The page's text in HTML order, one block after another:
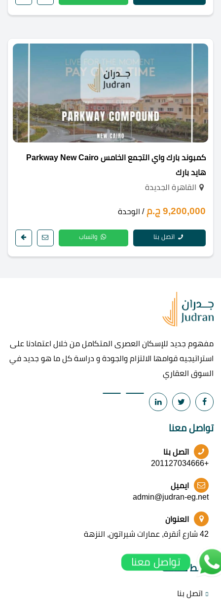
كمبوند بارك واي التجمع الخامس Parkway New Cairo
هايد بارك
القاهرة الجديدة
9,200,000 ج.م / الوحدة
اتصل بنا واتساب
مفهوم جديد للإسكان العصرى المتكامل من خلال اعتمادنا على
استراتيجيه قوامها الالتزام والجودة و دراسة كل ما هو جديد في
السوق العقاري
تواصل معنا
اتصل بنا
+201127034666
ايميل
admin@judran-eg.net
العنوان
42 شارع أنقرة, عمارات شيراتون, النزهة
روابط مهمة
اتصل بنا
تواصل معنا